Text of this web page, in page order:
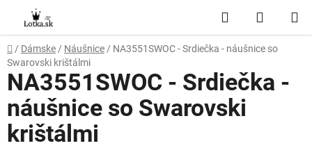
obsah
Hľadať
KOŠÍK
Domov
/ Dámske / Náušnice / NA3551SWOC - Srdiečka - náušnice so
Swarovski krištálmi
NA3551SWOC - Srdiečka -
náušnice so Swarovski
krištálmi